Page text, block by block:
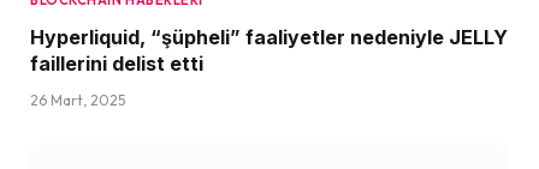
Hyperliquid, “şüpheli” faaliyetler nedeniyle JELLY
faillerini delist etti
26 Mart, 2025